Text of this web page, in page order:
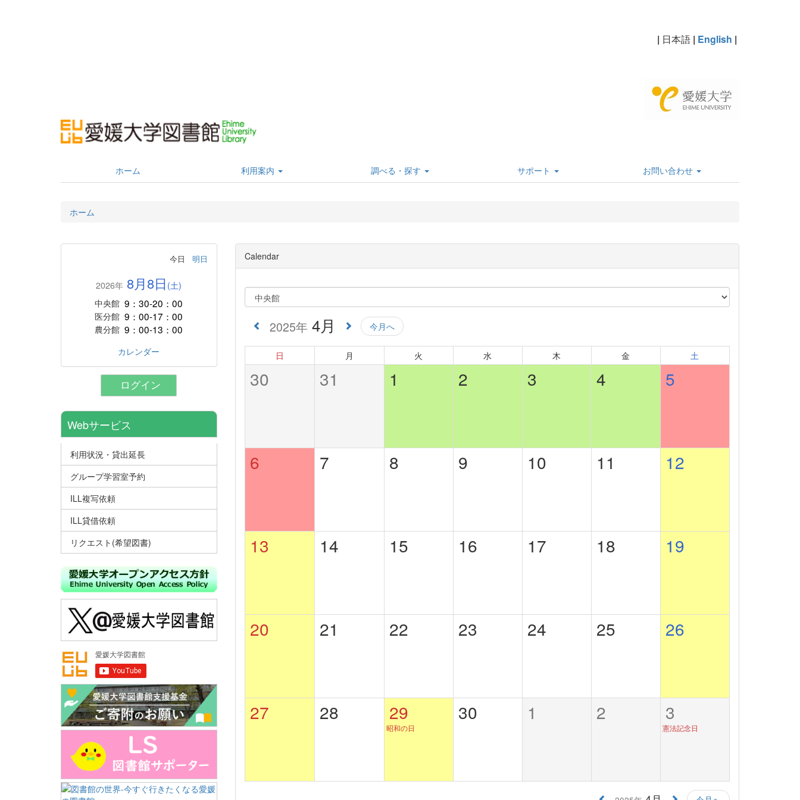
| 日本語 | English |
ホーム 利用案内 調べる・探す サポート お問い合わせ
ホーム
Calendar
2025年 4月 今月へ
日 月 火 水 木 金 土
30 31 1 2 3 4 5
6 7 8 9 10 11 12
13 14 15 16 17 18 19
20 21 22 23 24 25 26
27 28 29
昭和の日
30 1 2 3
憲法記念日
今日 明日
2026年 8月8日 (土)
中央館 9：30-20：00
医分館 9：00-17：00
農分館 9：00-13：00
カレンダー
ログイン
Webサービス
利用状況・貸出延長
グループ学習室予約
ILL複写依頼
ILL貸借依頼
リクエスト(希望図書)